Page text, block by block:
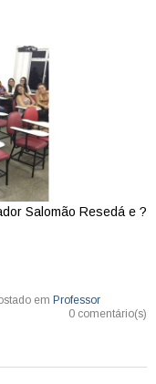
Salomão Resedá e ?
em Professor
0 comentário(s)